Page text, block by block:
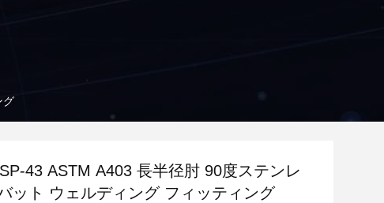
グ
43 ASTM A403 長半径肘 90度ステンレ
ット ウェルディング フィッティング